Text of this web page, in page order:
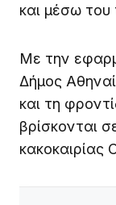
και μέσω του
Με την
Δήμος
και τη
βρίσκονται
κακοκαιρίας